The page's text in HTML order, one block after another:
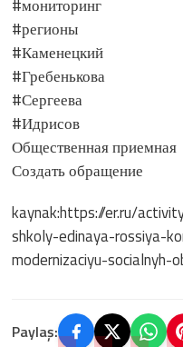
#мониторинг
#регионы
#Каменецкий
#Гребенькова
#Сергеева
#Идрисов
Общественная приемная
Создать обращение
kaynak:https://er.ru/
shkoly-edinaya-rossiya-
modernizaciyu-socialnyh-
Paylaş: